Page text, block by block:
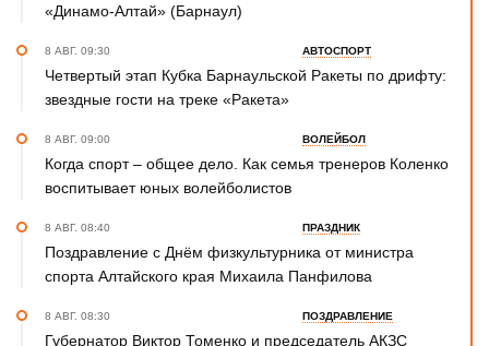
«Динамо-Алтай» (Барнаул)
8 АВГ. 09:30 АВТОСПОРТ
Четвертый этап Кубка Барнаульской Ракеты по дрифту:
звездные гости на треке «Ракета»
8 АВГ. 09:00 ВОЛЕЙБОЛ
Когда спорт – общее дело. Как семья тренеров Коленко
воспитывает юных волейболистов
8 АВГ. 08:40 ПРАЗДНИК
Поздравление с Днём физкультурника от министра
спорта Алтайского края Михаила Панфилова
8 АВГ. 08:30 ПОЗДРАВЛЕНИЕ
Губернатор Виктор Томенко и председатель АКЗС